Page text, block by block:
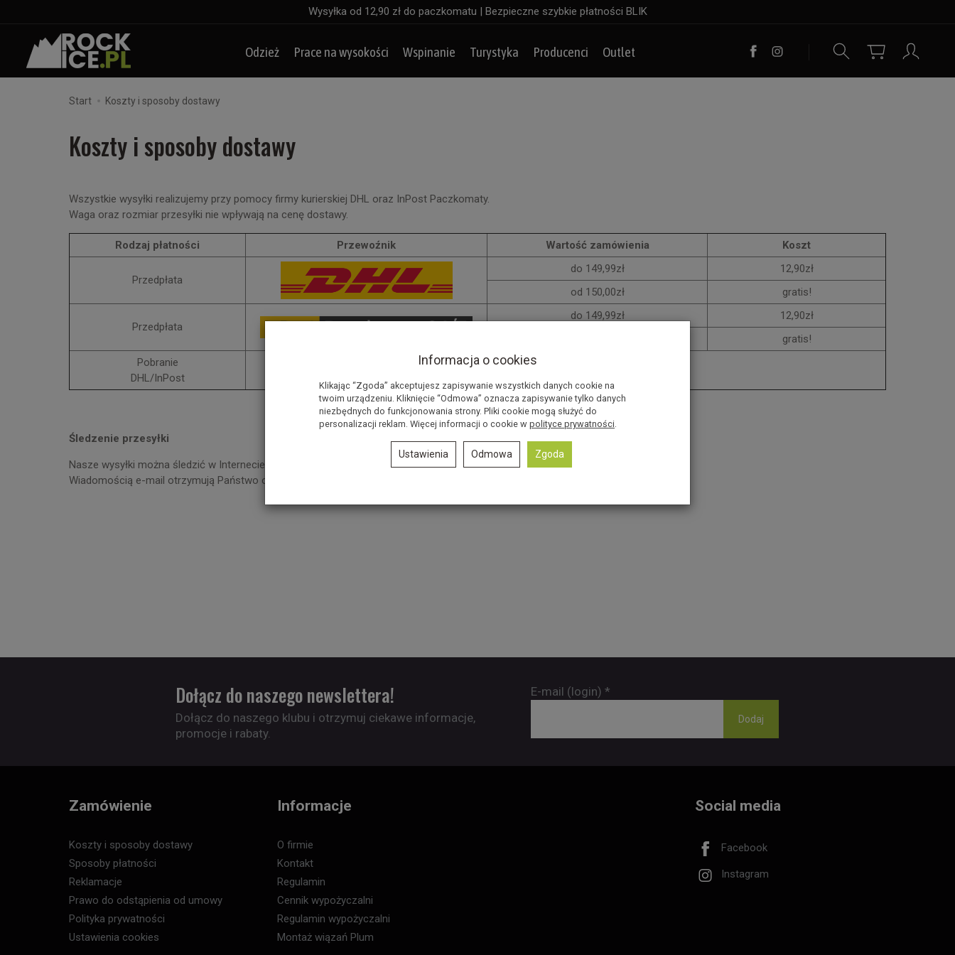
Wysyłka od 12,90 zł do paczkomatu | Bezpieczne szybkie płatności BLIK
Odzież Prace na wysokości Wspinanie Turystyka Producenci Outlet
Start Koszty i sposoby dostawy
Koszty i sposoby dostawy
Wszystkie wysyłki realizujemy przy pomocy firmy kurierskiej DHL oraz InPost Paczkomaty.
Waga oraz rozmiar przesyłki nie wpływają na cenę dostawy.
Rodzaj płatności Przewoźnik Wartość zamówienia Koszt
Przedpłata
do 149,99zł
12,90zł
od 150,00zł
gratis!
Przedpłata
do 149,99zł
12,90zł
gratis!
Pobranie
DHL/InPost
Śledzenie przesyłki
Nasze wysyłki można śledzić w Internecie, przy użyciu systemów naszych przewoźników.
Wiadomością e-mail otrzymują Państwo od nas numer przesyłki, który należy wprowadzić do sytemu przewoźnika.
Dołącz do naszego newslettera!
Dołącz do naszego klubu i otrzymuj ciekawe informacje,
promocje i rabaty.
E-mail (login) *
Zamówienie
Koszty i sposoby dostawy
Sposoby płatności
Reklamacje
Prawo do odstąpienia od umowy
Polityka prywatności
Ustawienia cookies
Informacje
O firmie
Kontakt
Regulamin
Cennik wypożyczalni
Regulamin wypożyczalni
Montaż wiązań Plum
Social media
Facebook
Instagram
Informacja o cookies
Klikając “Zgoda” akceptujesz zapisywanie wszystkich danych cookie na
twoim urządzeniu. Kliknięcie “Odmowa” oznacza zapisywanie tylko danych
niezbędnych do funkcjonowania strony. Pliki cookie mogą służyć do
personalizacji reklam. Więcej informacji o cookie w polityce prywatności
Ustawienia Odmowa Zgoda